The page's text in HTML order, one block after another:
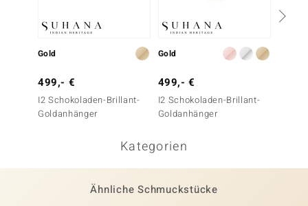
Gold
499,- €
I2 Schokoladen-Brillant-
Goldanhänger
Gold
499,- €
I2 Schokoladen-Brillant-
Goldanhänger
Kategorien
Ähnliche Schmuckstücke